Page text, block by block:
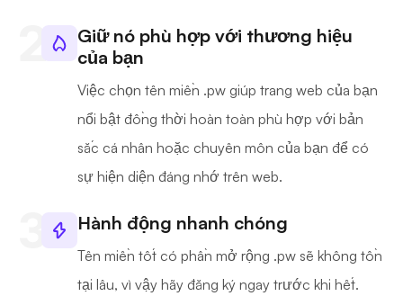
Giữ nó phù hợp với thương hiệu
của bạn
Việc chọn tên miền .pw giúp trang web của bạn
nổi bật đồng thời hoàn toàn phù hợp với bản
sắc cá nhân hoặc chuyên môn của bạn để có
sự hiện diện đáng nhớ trên web.
Hành động nhanh chóng
Tên miền tốt có phần mở rộng .pw sẽ không tồn
tại lâu, vì vậy hãy đăng ký ngay trước khi hết.